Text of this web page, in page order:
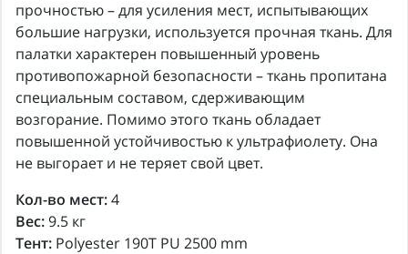
прочностью – для усиления мест, испытывающих
большие нагрузки, используется прочная ткань. Для
палатки характерен повышенный уровень
противопожарной безопасности – ткань пропитана
специальным составом, сдерживающим
возгорание. Помимо этого ткань обладает
повышенной устойчивостью к ультрафиолету. Она
не выгорает и не теряет свой цвет.
Кол-во мест:4
Вес:9.5 кг
Тент: Polyester 190T PU 2500 mm